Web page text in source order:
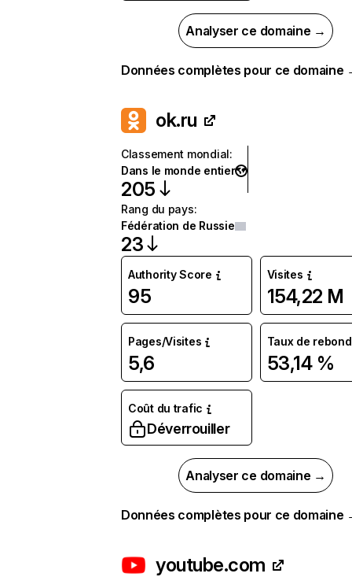
Analyser ce domaine →
Données complètes pour ce domaine
ok.ru
Classement mondial:
Dans le monde entier
205
Rang du pays:
Fédération de Russie
23
Authority Score
95
Visites
154,22 M
Pages/Visites
5,6
Taux de rebond
53,14 %
Coût du trafic
Déverrouiller
Analyser ce domaine →
Données complètes pour ce domaine
youtube.com